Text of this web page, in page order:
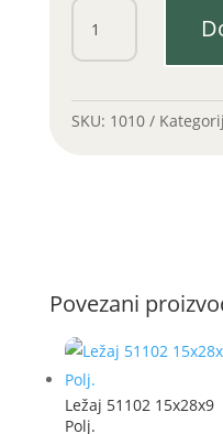
Ležaj
51108
40x60x13
SKU: 1010
Povezani
Ležaj 51102 15x28x9
Polj.